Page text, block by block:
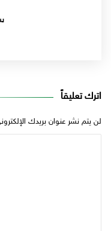
اترك تعليقاً
لن يتم نشر عنوان بريدك